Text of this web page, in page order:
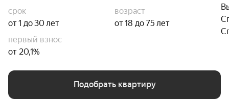
срок
от 1 до 30 лет
возраст
от 18 до 75 лет
первый взнос
от 20,1%
Подобрать квартиру